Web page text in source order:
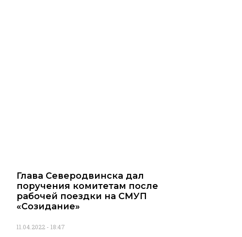
Глава Северодвинска дал
поручения комитетам после
рабочей поездки на СМУП
«Созидание»
11.04.2022 18:47